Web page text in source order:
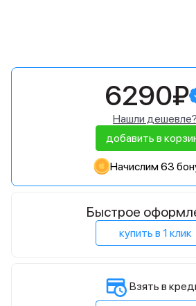
6290₽
Нашли дешевле?
добавить в
Начислим 63
Быстрое
купить в 1 клик
Взять в